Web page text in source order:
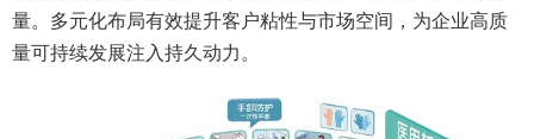
量。多元化布局有效提升客户粘性与市场空间，为企业高质
量可持续发展注入持久动力。